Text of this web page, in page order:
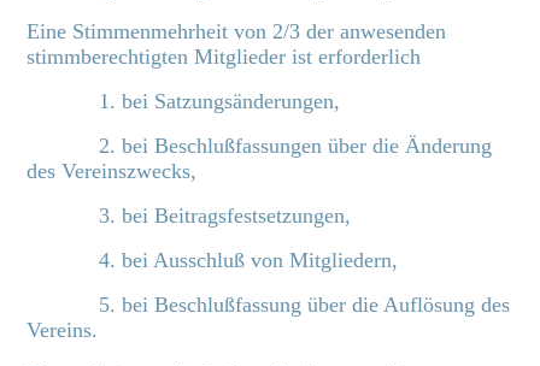
Eine Stimmenmehrheit von 2/3 der anwesenden
stimmberechtigten Mitglieder ist erforderlich
1. bei Satzungsänderungen,
2. bei Beschlußfassungen über die Änderung
des Vereinszwecks,
3. bei Beitragsfestsetzungen,
4. bei Ausschluß von Mitgliedern,
5. bei Beschlußfassung über die Auflösung des
Vereins.